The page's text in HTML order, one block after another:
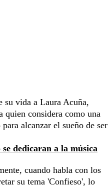
su vida a Laura Acuña,
quien considera como una
alcanzar el sueño de ser
dedicaran a la música
cuando habla con los
su tema 'Confieso', lo